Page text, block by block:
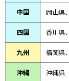
中国 岡山県
四国 香川県
九州 福岡県
沖縄 沖縄県